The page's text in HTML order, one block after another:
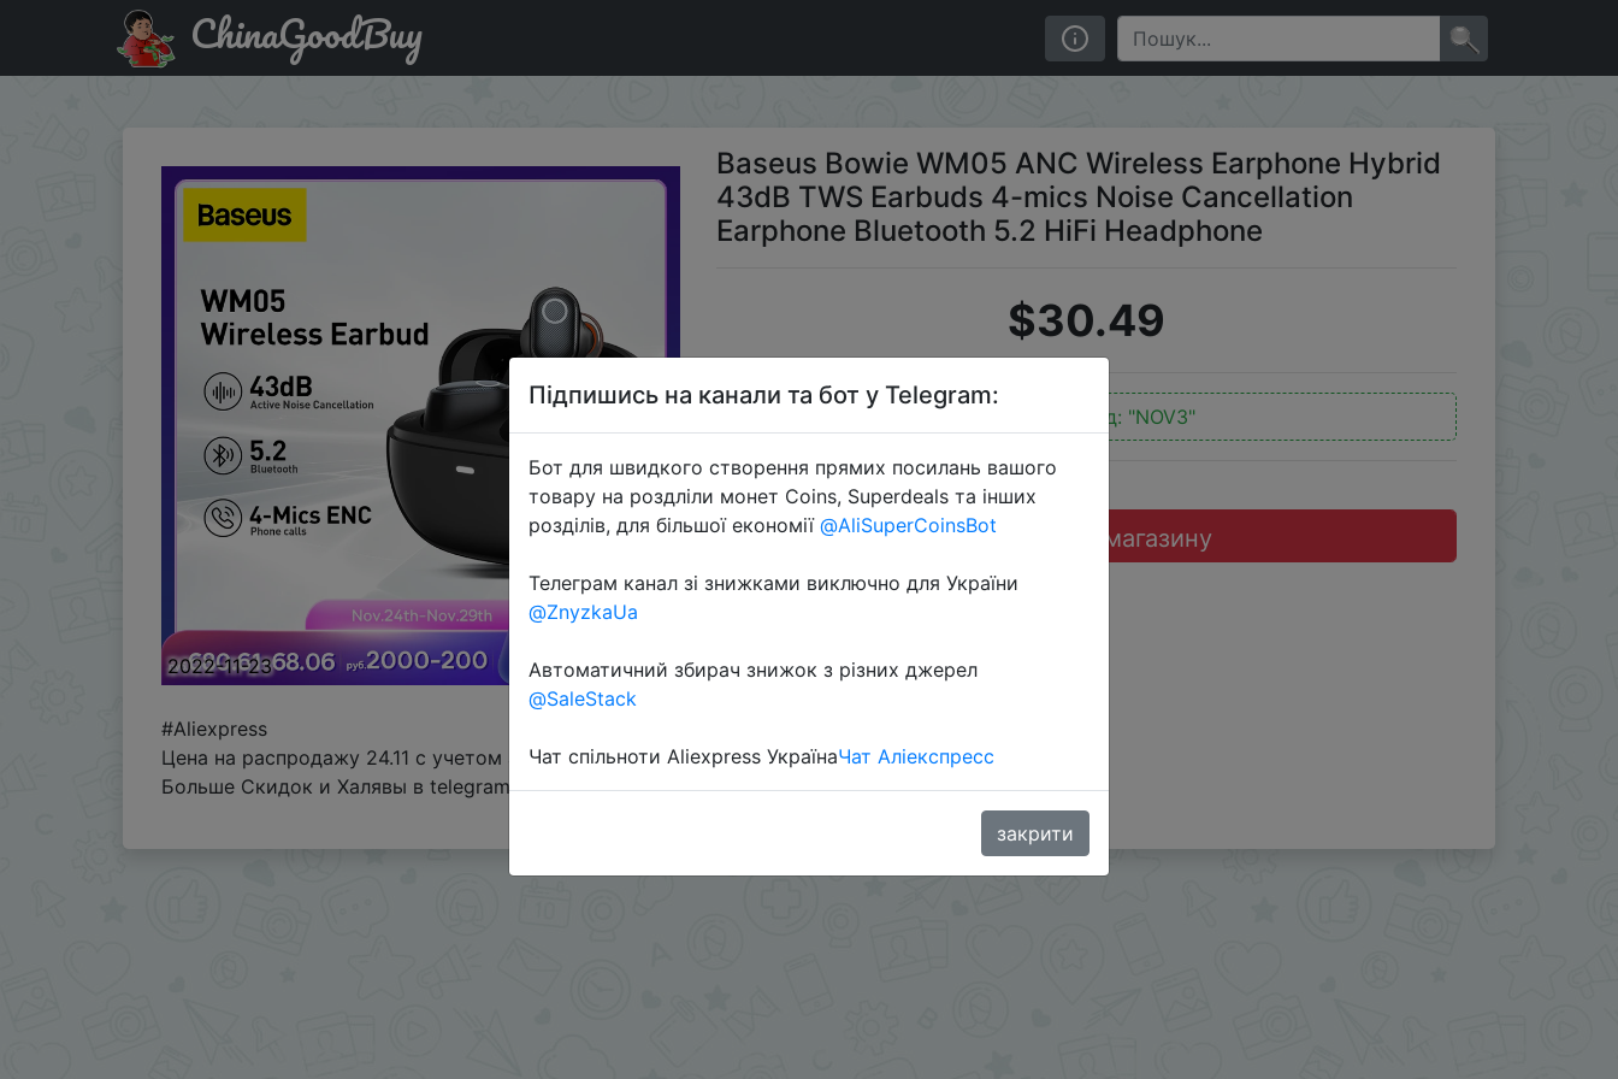
Промокод на знижку NOV3 Baseus Bowie WM05 ANC Wireless Earphone Hybrid 43dB TWS Earbuds 4-mics Noise Cancellation Earphone Bluetooth 5.2 HiFi Headphone
ChinaGoodBuy
2022-11-23
Baseus Bowie WM05 ANC Wireless Earphone Hybrid
43dB TWS Earbuds 4-mics Noise Cancellation
Earphone Bluetooth 5.2 HiFi Headphone
$30.49
Промокод: "NOV3"
Перейти до магазину
#Aliexpress
Цена на распродажу 24.11 с учетом автоматической скидки $4 в корзине + промокод NOV3
Больше Скидок и Халявы в telegramt.me/%2B8jHVizJO6XY3M2Qy
Підпишись на канали та бот у Telegram:
Бот для швидкого створення прямих посилань вашого
товару на роздліли монет Coins, Superdeals та інших
розділів, для більшої економії @AliSuperCoinsBot
Телеграм канал зі знижками виключно для України
@ZnyzkaUa
Автоматичний збирач знижок з різних джерел
@SaleStack
Чат спільноти Aliexpress УкраїнаЧат Аліекспресс
закрити